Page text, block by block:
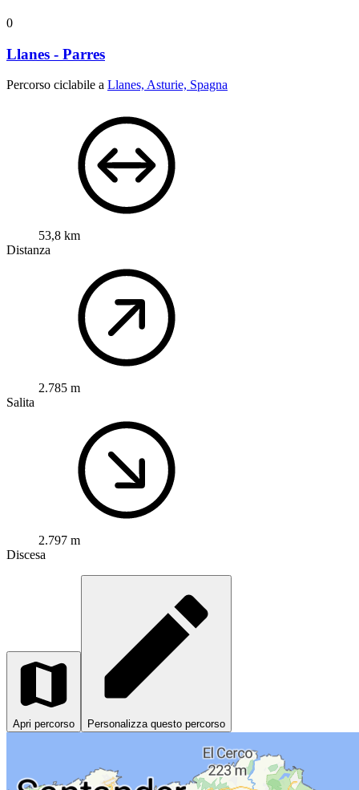
0
Llanes - Parres
Percorso ciclabile a Llanes, Asturie, Spagna
53,8 km
Distanza
2.785 m
Salita
2.797 m
Discesa
Apri percorso Personalizza questo percorso